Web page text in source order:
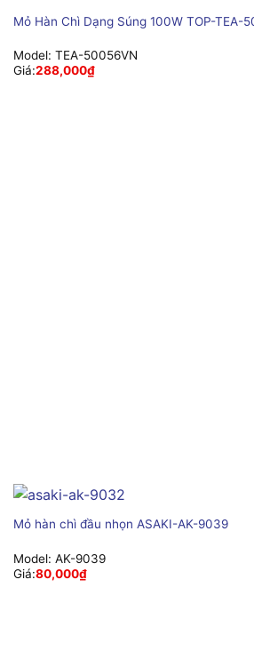
Mỏ Hàn Chì Dạng Súng 100W TOP-TEA-
Model: TEA-50056VN
Giá:288,000₫
Mỏ hàn chì đầu nhọn ASAKI-AK-9039
Model: AK-9039
Giá:80,000₫